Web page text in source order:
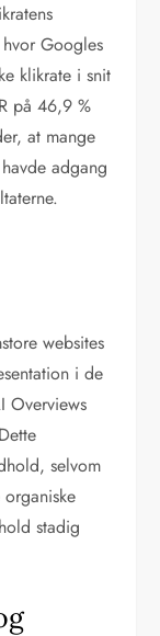
Googles
klikrate i snit
på 46,9 %
at mange
adgang
websites
i de
Overviews
selvom
stadig